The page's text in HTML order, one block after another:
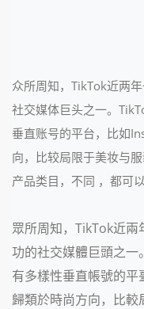
众所周知，TikTok近两
社交媒体巨头之一。
垂直账号的平台，比如
向，比较局限于美妆与
产品类目，不同 ，都可
眾所周知，TikTok近
功的社交媒體巨頭之
有多樣性垂直帳號的
歸類於時尚方向，比